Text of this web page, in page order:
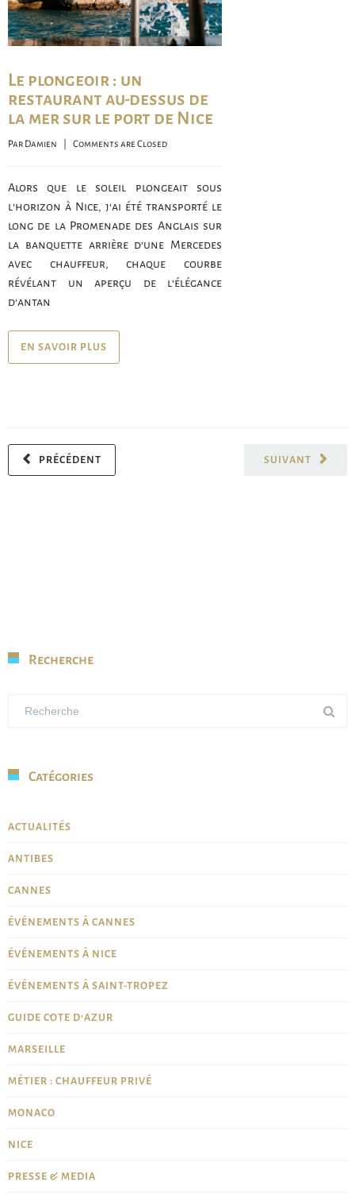
Le plongeoir : un
restaurant au-dessus de
la mer sur le port de Nice
Par Damien Comments are Closed
Alors que le soleil plongeait sous
l’horizon à Nice, j’ai été transporté le
long de la Promenade des Anglais sur
la banquette arrière d’une Mercedes
avec chauffeur, chaque courbe
révélant un aperçu de l’élégance
d’antan
EN SAVOIR PLUS
SUIVANT
PRÉCÉDENT
Recherche
Catégories
ACTUALITÉS
ANTIBES
CANNES
ÉVÉNEMENTS À CANNES
ÉVÉNEMENTS À NICE
ÉVÉNEMENTS À SAINT-TROPEZ
GUIDE CÔTE D'AZUR
MARSEILLE
MÉTIER : CHAUFFEUR PRIVÉ
MONACO
NICE
PRESSE & MEDIA